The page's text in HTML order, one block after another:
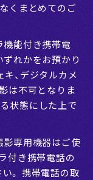
くまとめてのご
機能付き携帯電
ずれかをお預かり
キ、デジタルカメ
は不可となりま
状態にした上で
影専用機器はご使
付き携帯電話の
。 携帯電話の取